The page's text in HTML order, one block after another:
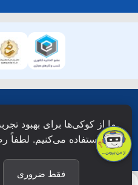
دانش
ما از کوکی‌ها برای بهبود
استفاده می‌کنیم. لطفاً
فقط ضروری